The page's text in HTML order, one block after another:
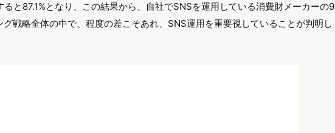
と87.1%となり、この結果から、自社でSNSを運用している消費財メーカーの9
戦略全体の中で、程度の差こそあれ、SNS運用を重要視していることが判明し